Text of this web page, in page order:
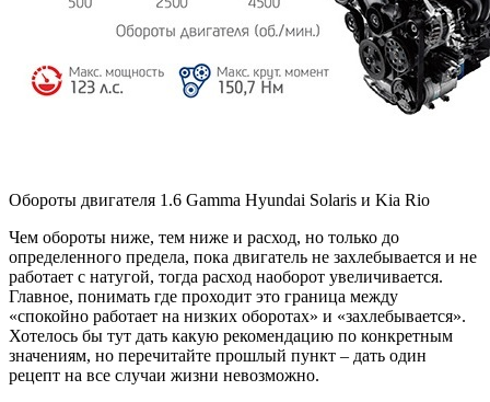
Обороты двигателя 1.6 Gamma Hyundai Solaris и Kia Rio
Чем обороты ниже, тем ниже и расход, но только до
определенного предела, пока двигатель не захлебывается и не
работает с натугой, тогда расход наоборот увеличивается.
Главное, понимать где проходит это граница между
«спокойно работает на низких оборотах» и «захлебывается».
Хотелось бы тут дать какую рекомендацию по конкретным
значениям, но перечитайте прошлый пункт – дать один
рецепт на все случаи жизни невозможно.